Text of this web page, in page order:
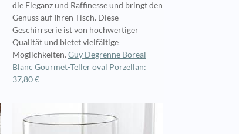
die Eleganz und Raffinesse und bringt den
Genuss auf Ihren Tisch. Diese
Geschirrserie ist von hochwertiger
Qualität und bietet vielfältige
Möglichkeiten. Guy Degrenne Boreal
Blanc Gourmet-Teller oval Porzellan:
37,80 €